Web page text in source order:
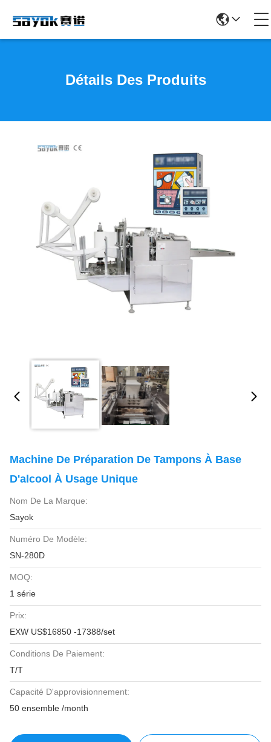
Détails Des Produits
Machine De Préparation De Tampons À Base
D'alcool À Usage Unique
Nom De La Marque:
Sayok
Numéro De Modèle:
SN-280D
MOQ:
1 série
Prix:
EXW US$16850 -17388/set
Conditions De Paiement:
T/T
Capacité D'approvisionnement:
50 ensemble /month